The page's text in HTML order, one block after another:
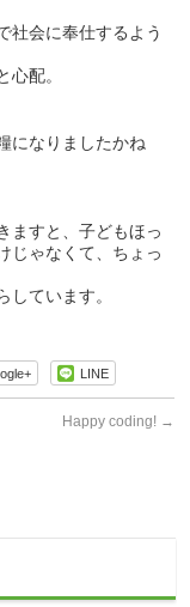
社会に奉仕するよう
心配。
になりましたかね
ますと、子どもほっ
じゃなくて、ちょっ
しています。
LINE
Happy coding! →